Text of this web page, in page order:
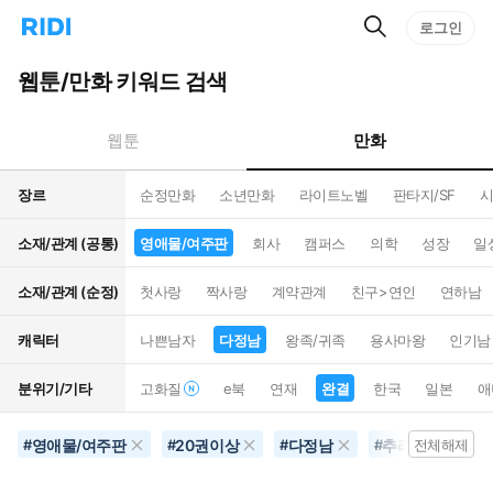
리
홈
으
턴
트
검
로그인
웹툰/만화 키워드 검색
웹툰 만화
장르 순정만화 소년만화 라이트노벨 판타지/SF
소재/관계 (공통) 영애물/여주판 회사 캠퍼스 의학 성장 일
소재/관계 (순정) 첫사랑 짝사랑 계약관계 친구>연인 연하남
캐릭터 나쁜남자 다정남 왕족/귀족 용사마왕 인기남
분위기/기타 고화질 e북 연재 완결 한국 일본
#영애물/여주판 #20권이상 #다정남 #추리물전체해제